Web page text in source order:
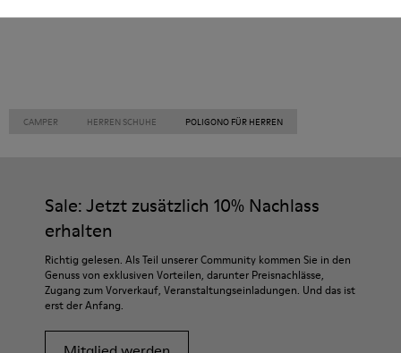
CAMPER HERREN SCHUHE POLIGONO FÜR HERREN
Sale: Jetzt zusätzlich 10% Nachlass
erhalten
Richtig gelesen. Als Teil unserer Community kommen Sie in den
Genuss von exklusiven Vorteilen, darunter Preisnachlässe,
Zugang zum Vorverkauf, Veranstaltungseinladungen. Und das ist
erst der Anfang.